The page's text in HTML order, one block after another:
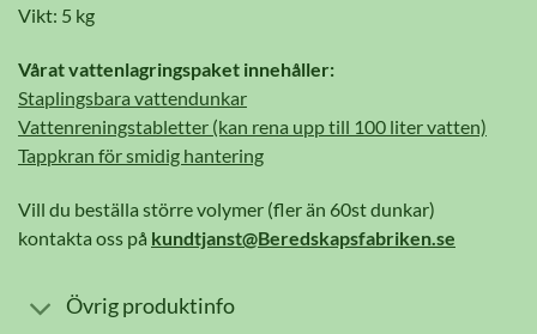
Vikt: 5 kg
Vårat vattenlagringspaket innehåller:
Staplingsbara vattendunkar
Vattenreningstabletter (kan rena upp till 100 liter vatten)
Tappkran för smidig hantering
Vill du beställa större volymer (fler än 60st dunkar)
kontakta oss på kundtjanst@Beredskapsfabriken.se
Övrig produktinfo